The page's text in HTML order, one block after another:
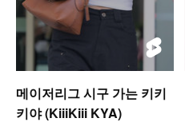
메이저리그 시구 가는 키키
키야 (KiiiKiii KYA)